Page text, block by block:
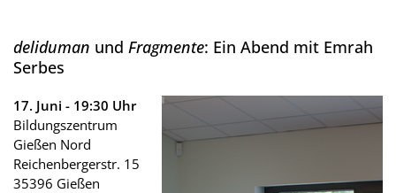
deliduman und Fragmente: Ein Abend mit Emrah
Serbes
17. Juni - 19:30 Uhr
Bildungszentrum
Gießen Nord
Reichenbergerstr. 15
35396 Gießen